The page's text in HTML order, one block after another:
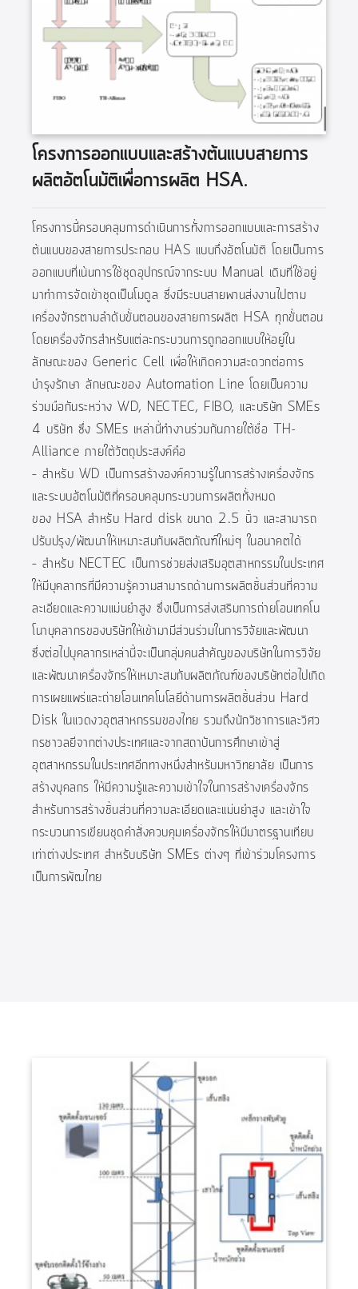
โครงการออกแบบและสร้างต้นแบบสายการ
ผลิตอัตโนมัติเพื่อการผลิต HSA.
โครงการนี้ครอบคลุมการดำเนินการทั้งการออกแบบและการสร้าง
ต้นแบบของสายการประกอบ HAS แบบกึ่งอัตโนมัติ โดยเป็นการ
ออกแบบที่เน้นการใช้ชุดอุปกรณ์จากระบบ Manual เดิมที่ใช้อยู่
มาทำการจัดเข้าชุดเป็นโมดูล ซึ่งมีระบบสายพานส่งงานไปตาม
เครื่องจักรตามลำดับขั้นตอนของสายการผลิต HSA ทุกขั้นตอน
โดยเครื่องจักรสำหรับแต่ละกระบวนการถูกออกแบบให้อยู่ใน
ลักษณะของ Generic Cell เพื่อให้เกิดความสะดวกต่อการ
บำรุงรักษา ลักษณะของ Automation Line โดยเป็นความ
ร่วมมือกันระหว่าง WD, NECTEC, FIBO, และบริษัท SMEs
4 บริษัท ซึ่ง SMEs เหล่านี้ทำงานร่วมกันภายใต้ชื่อ TH-
Alliance ภายใต้วัตถุประสงค์คือ
– สำหรับ WD เป็นการสร้างองค์ความรู้ในการสร้างเครื่องจักร
และระบบอัตโนมัติที่ครอบคลุมกระบวนการผลิตทั้งหมด
ของ HSA สำหรับ Hard disk ขนาด 2.5 นิ้ว และสามารถ
ปรับปรุง/พัฒนาให้เหมาะสมกับผลิตภัณฑ์ใหม่ๆ ในอนาคตได้
– สำหรับ NECTEC เป็นการช่วยส่งเสริมอุตสาหกรรมในประเทศ
ให้มีบุคลากรที่มีความรู้ความสามารถด้านการผลิตชิ้นส่วนที่ความ
ละเอียดและความแม่นยำสูง ซึ่งเป็นการส่งเสริมการถ่ายโอนเทคโน
โนาบุคลากรของบริษัทให้เข้ามามีส่วนร่วมในการวิจัยและพัฒนา
ซึ่งต่อไปบุคลากรเหล่านี้จะเป็นกลุ่มคนสำคัญของบริษัทในการวิจัย
และพัฒนาเครื่องจักรให้เหมาะสมกับผลิตภัณฑ์ของบริษัทต่อไปเกิด
การเผยแพร่และถ่ายโอนเทคโนโลยีด้านการผลิตชิ้นส่วน Hard
Disk ในแวดงวอุตสาหกรรมของไทย รวมถึงนักวิชาการและวิศว
กรชาวลยีจากต่างประเทศและจากสถาบันการศึกษาเข้าสู่
อุตสาหกรรมในประเทศอีกทางหนึ่งสำหรับมหาวิทยาลัย เป็นการ
สร้างบุคลกร ให้มีความรู้และความเข้าใจในการสร้างเครื่องจักร
สำหรับการสร้างชิ้นส่วนที่ความละเอียดและแม่นยำสูง และเข้าใจ
กระบวนการเขียนชุดคำสั่งควบคุมเครื่องจักรให้มีมาตรฐานเทียบ
เท่าต่างประเทศ สำหรับบริษัท SMEs ต่างๆ ที่เข้าร่วมโครงการ
เป็นการพัฒไทย